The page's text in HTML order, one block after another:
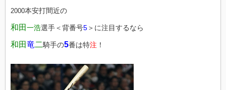
2000本安打間近の
和田一浩選手＜背番号5＞に注目するなら
和田竜二騎手の5番は特注 ！